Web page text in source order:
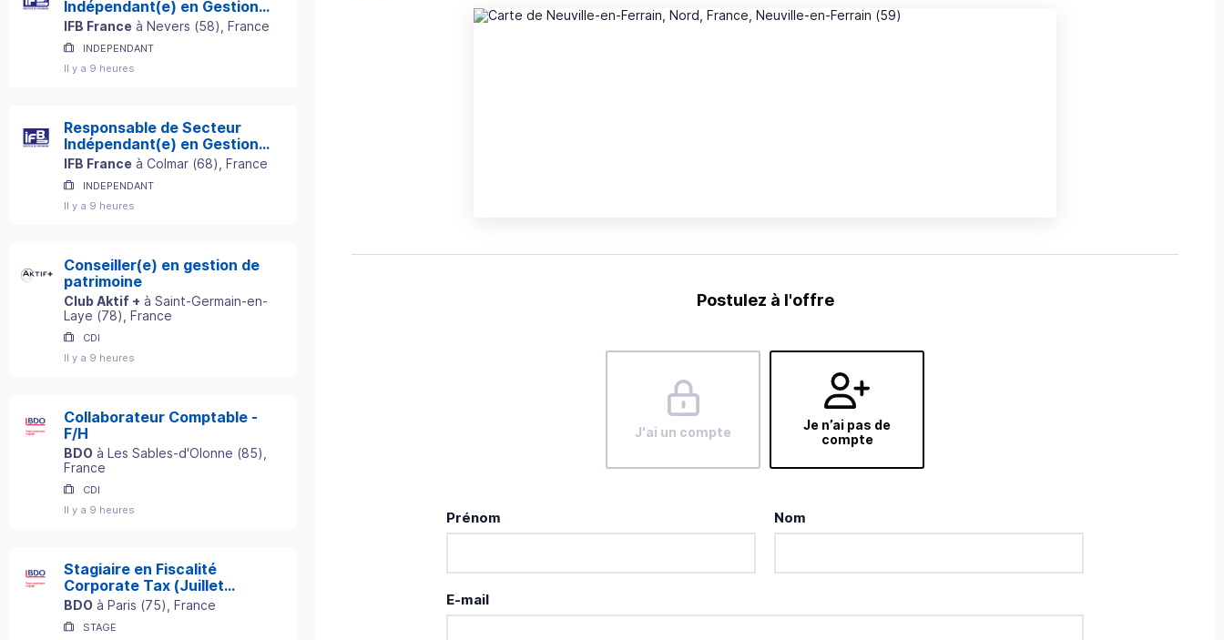
Indépendant(e) en Gestion
de Patrimoine
IFB France à Nevers (58) , France
INDEPENDANT
Il y a 9 heures
Responsable de Secteur
Indépendant(e) en Gestion
de Patrimoine
IFB France à Colmar (68) , France
INDEPENDANT
Il y a 9 heures
Conseiller(e) en gestion de
patrimoine
Club Aktif + à Saint-Germain-en-
Laye (78) , France
CDI
Il y a 9 heures
Collaborateur Comptable -
F/H
BDO à Les Sables-d'Olonne (85)
France
CDI
Il y a 9 heures
Stagiaire en Fiscalité
Corporate Tax (Juillet
2027) - F/H
BDO à Paris (75) , France
STAGE
Postulez à l'offre
J'ai un compte
Je n’ai pas de
compte
Prénom Nom
E-mail